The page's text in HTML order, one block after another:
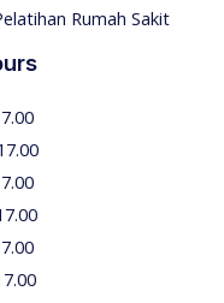
Rumah Sakit